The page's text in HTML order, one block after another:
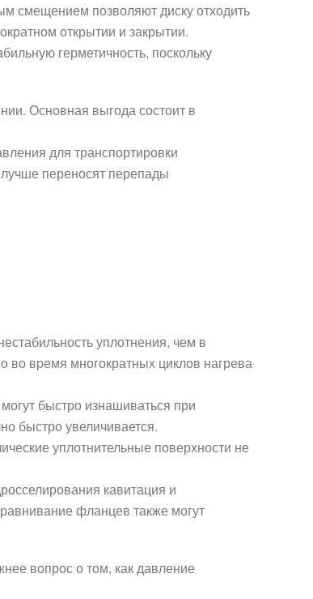
смещением позволяют диску отходить
открытии и закрытии.
герметичность, поскольку
Основная выгода состоит в
для транспортировки
переносят перепады
уплотнения, чем в
во время многократных циклов нагрева
быстро изнашиваться при
быстро увеличивается.
уплотнительные поверхности не
кавитация и
фланцев также могут
вопрос о том, как давление